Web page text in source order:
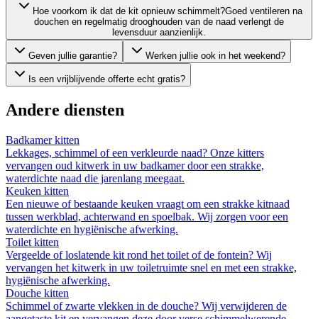
Hoe voorkom ik dat de kit opnieuw schimmelt?Goed ventileren na
douchen en regelmatig drooghouden van de naad verlengt de
levensduur aanzienlijk.
Geven jullie garantie? Werken jullie ook in het weekend?
Is een vrijblijvende offerte echt gratis?
Andere diensten
Badkamer kitten
Lekkages, schimmel of een verkleurde naad? Onze kitters
vervangen oud kitwerk in uw badkamer door een strakke,
waterdichte naad die jarenlang meegaat.
Keuken kitten
Een nieuwe of bestaande keuken vraagt om een strakke kitnaad
tussen werkblad, achterwand en spoelbak. Wij zorgen voor een
waterdichte en hygiënische afwerking.
Toilet kitten
Vergeelde of loslatende kit rond het toilet of de fontein? Wij
vervangen het kitwerk in uw toiletruimte snel en met een strakke,
hygiënische afwerking.
Douche kitten
Schimmel of zwarte vlekken in de douche? Wij verwijderen de